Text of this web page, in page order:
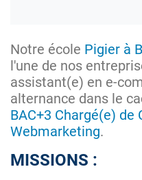
Notre école Pigier à
l'une de nos
assistant(e) en e-
alternance dans le
BAC+3 Chargé(e)
Webmarketing.
MISSIONS :